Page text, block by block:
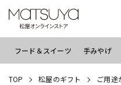
フード＆スイーツ 手みやげ
TOP 松屋のギフト ご用途